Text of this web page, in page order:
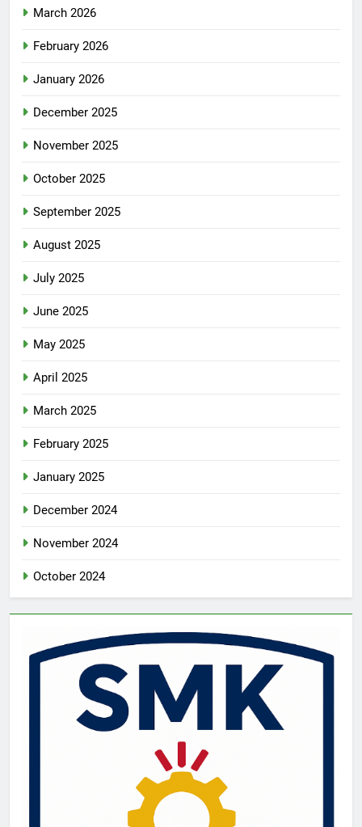
March 2026
February 2026
January 2026
December 2025
November 2025
October 2025
September 2025
August 2025
July 2025
June 2025
May 2025
April 2025
March 2025
February 2025
January 2025
December 2024
November 2024
October 2024